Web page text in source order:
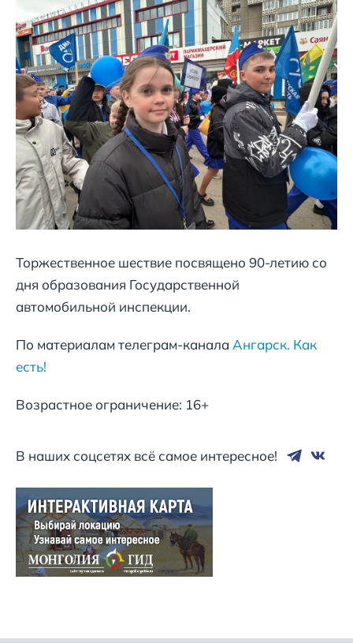
Торжественное шествие посвящено 90-летию со
дня образования Государственной
автомобильной инспекции.
По материалам телеграм-канала Ангарск. Как
есть!
Возрастное ограничение: 16+
В наших соцсетях всё самое интересное!